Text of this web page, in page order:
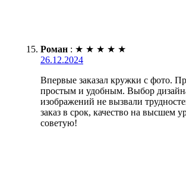
Роман : ★ ★ ★ ★ ★
26.12.2024
Впервые заказал кружки с фото.
простым и удобным. Выбор
изображений не вызвали
заказ в срок, качество на высшем
советую!